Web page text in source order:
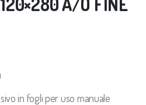
in fogli per uso manuale